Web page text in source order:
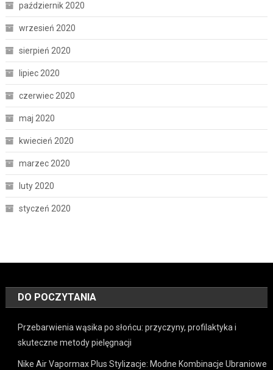
październik 2020
wrzesień 2020
sierpień 2020
lipiec 2020
czerwiec 2020
maj 2020
kwiecień 2020
marzec 2020
luty 2020
styczeń 2020
DO POCZYTANIA
Przebarwienia wąsika po słońcu: przyczyny, profilaktyka i
skuteczne metody pielęgnacji
Nike Air Vapormax Plus Stylizacje: Modne Kombinacje Ubraniowe